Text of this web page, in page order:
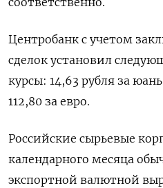
Центробанк с учетом
сделок установил
курсы: 14,63 рубля за
112,80 за евро.
Российские сырьевые
календарного месяца
экспортной валютной